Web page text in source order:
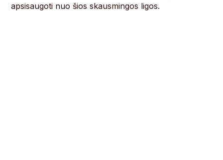
apsisaugoti nuo šios skausmingos ligos.